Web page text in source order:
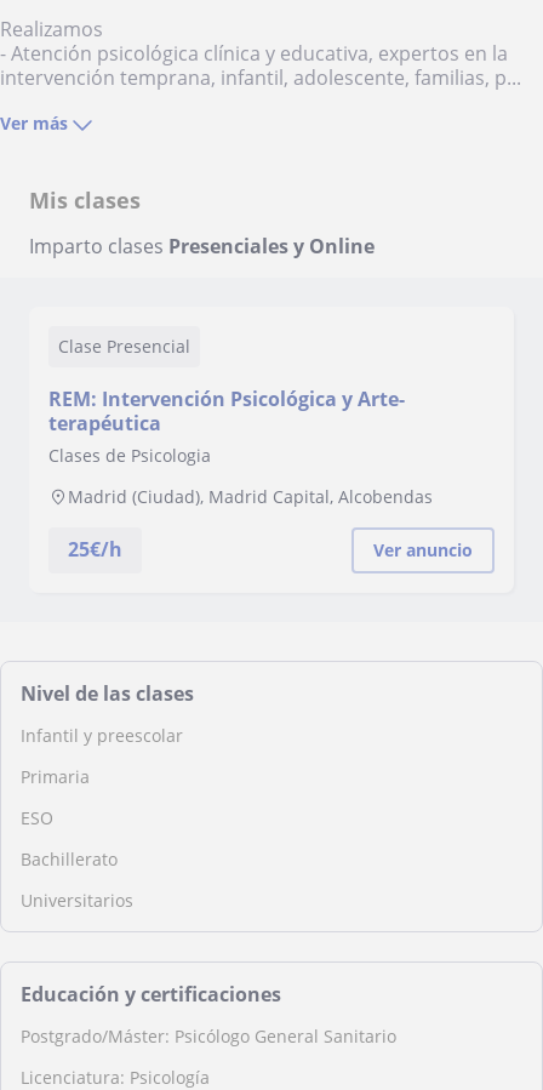
Realizamos
- Atención psicológica clínica y educativa, expertos en la
intervención temprana, infantil, adolescente, familias, p...
Ver más
Mis clases
Imparto clases Presenciales y Online
Clase Presencial
REM: Intervención Psicológica y Arte-
terapéutica
Clases de Psicologia
Madrid (Ciudad), Madrid Capital, Alcobendas
25€/h Ver anuncio
Nivel de las clases
Infantil y preescolar
Primaria
ESO
Bachillerato
Universitarios
Educación y certificaciones
Postgrado/Máster: Psicólogo General Sanitario
Licenciatura: Psicología